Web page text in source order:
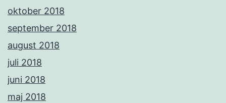
oktober 2018
september 2018
august 2018
juli 2018
juni 2018
maj 2018